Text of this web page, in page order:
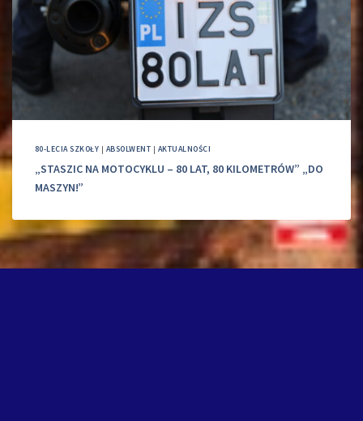
80-LECIA SZKOŁY | ABSOLWENT | AKTUALNOŚCI
„STASZIC NA MOTOCYKLU – 80 LAT, 80 KILOMETRÓW” „DO
MASZYN!”